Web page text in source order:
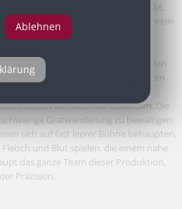
Frau Vockerat die Stimme erhebt,
zu loben. „Niedlich“ klingt aus ihrem
verpasst ihrer bigotten
Tonfall, überhaupt fliegen am
eine enorme Gereiztheit bestimmt den
wird in Gerhart Hauptmanns frühem
Generationenkonflikt: Während die
setzen die Alten auf Gehorsam. Die
Gratwanderung zu bewältigen:
sich auf fast leerer Bühne behaupten,
und Blut spielen, die einem nahe
das ganze Team dieser Produktion,
Präzision.
Ablehnen